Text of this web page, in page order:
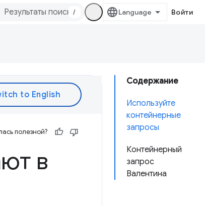
/ Войти
Содержание
Используйте
контейнерные
запросы
Контейнерный
запрос
Валентина
полезной?
в